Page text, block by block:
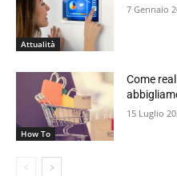
Attualità
7 Gennaio
How To
Come
15 Luglio